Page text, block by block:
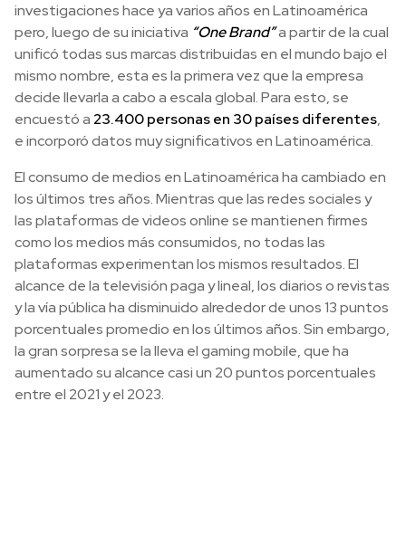
investigaciones hace ya varios años en Latinoamérica
pero, luego de su iniciativa “One Brand”a partir de la cual
unificó todas sus marcas distribuidas en el mundo bajo el
mismo nombre, esta es la primera vez que la empresa
decide llevarla a cabo a escala global. Para esto, se
encuestó a 23.400 personas en 30 países diferentes,
e incorporó datos muy significativos en Latinoamérica.
El consumo de medios en Latinoamérica ha cambiado en
los últimos tres años. Mientras que las redes sociales y
las plataformas de videos online se mantienen firmes
como los medios más consumidos, no todas las
plataformas experimentan los mismos resultados. El
alcance de la televisión paga y lineal, los diarios o revistas
y la vía pública ha disminuido alrededor de unos 13 puntos
porcentuales promedio en los últimos años. Sin embargo,
la gran sorpresa se la lleva el gaming mobile, que ha
aumentado su alcance casi un 20 puntos porcentuales
entre el 2021 y el 2023.